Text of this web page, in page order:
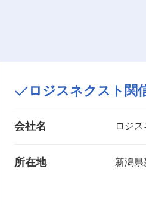
ロジスネクスト関
会社名 ロジ
所在地
新潟